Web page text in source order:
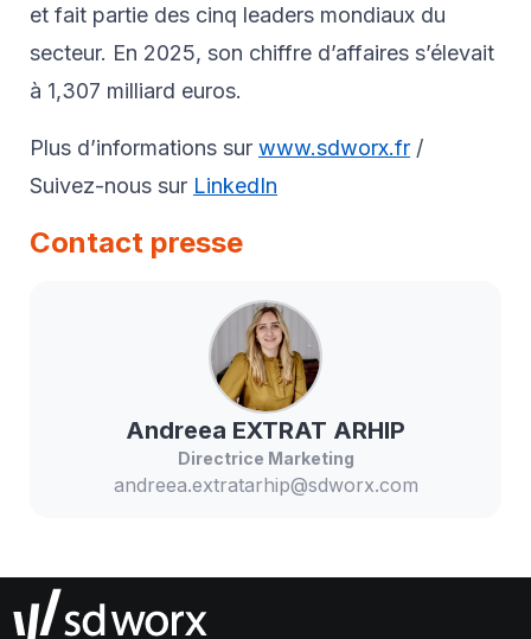
et fait partie des cinq leaders mondiaux du
secteur. En 2025, son chiffre d’affaires s’élevait
à 1,307 milliard euros.
Plus d’informations sur www.sdworx.fr /
Suivez-nous sur LinkedIn
Contact presse
Andreea EXTRAT ARHIP
Directrice Marketing
andreea.extratarhip@sdworx.com